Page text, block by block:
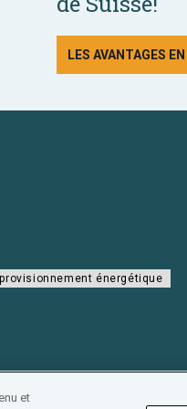
LES AVANTAGES
énergétique
et